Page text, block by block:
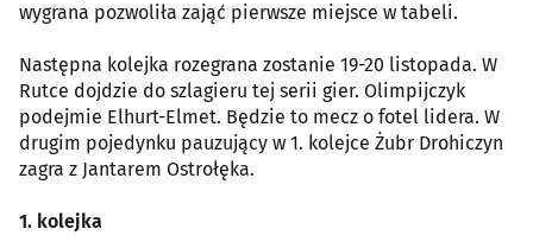
wygrana pozwoliła zająć pierwsze miejsce w tabeli.
Następna kolejka rozegrana zostanie 19-20 listopada. W
Rutce dojdzie do szlagieru tej serii gier. Olimpijczyk
podejmie Elhurt-Elmet. Będzie to mecz o fotel lidera. W
drugim pojedynku pauzujący w 1. kolejce Żubr Drohiczyn
zagra z Jantarem Ostrołęka.
1. kolejka